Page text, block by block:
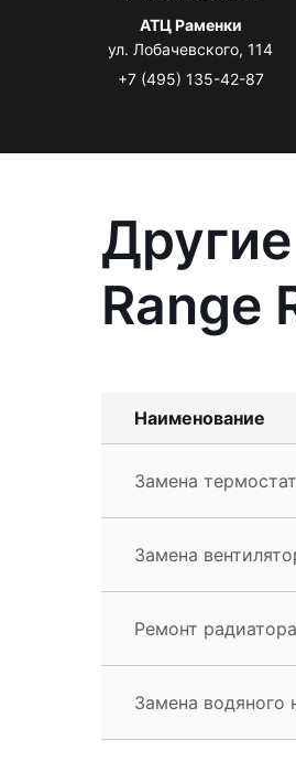
АТЦ Раменки
ул. Лобачевского, 114
+7 (495) 135-42-87
Range
Наименование
Замена
Замена
Ремонт
Замена водяного